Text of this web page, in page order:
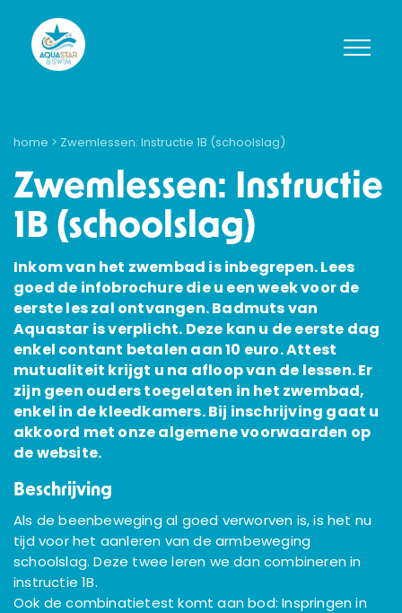
home > Zwemlessen: Instructie 1B (schoolslag)
Zwemlessen: Instructie
1B (schoolslag)
Inkom van het zwembad is inbegrepen. Lees
goed de infobrochure die u een week voor de
eerste les zal ontvangen. Badmuts van
Aquastar is verplicht. Deze kan u de eerste dag
enkel contant betalen aan 10 euro. Attest
mutualiteit krijgt u na afloop van de lessen. Er
zijn geen ouders toegelaten in het zwembad,
enkel in de kleedkamers. Bij inschrijving gaat u
akkoord met onze algemene voorwaarden op
de website.
Beschrijving
Als de beenbeweging al goed verworven is, is het nu
tijd voor het aanleren van de armbeweging
schoolslag. Deze twee leren we dan combineren in
instructie 1B.
Ook de combinatietest komt aan bod: Inspringen in